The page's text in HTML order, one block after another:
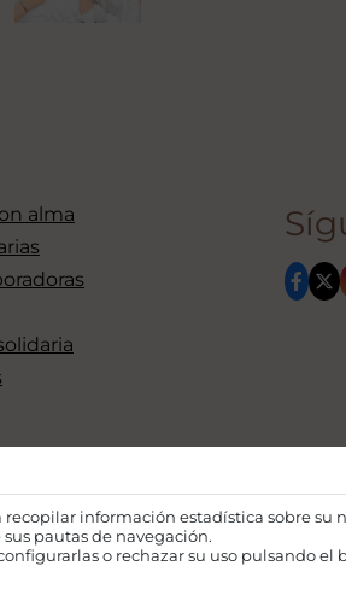
información estadística sobre su
pautas de navegación.
o rechazar su uso pulsando el
alma